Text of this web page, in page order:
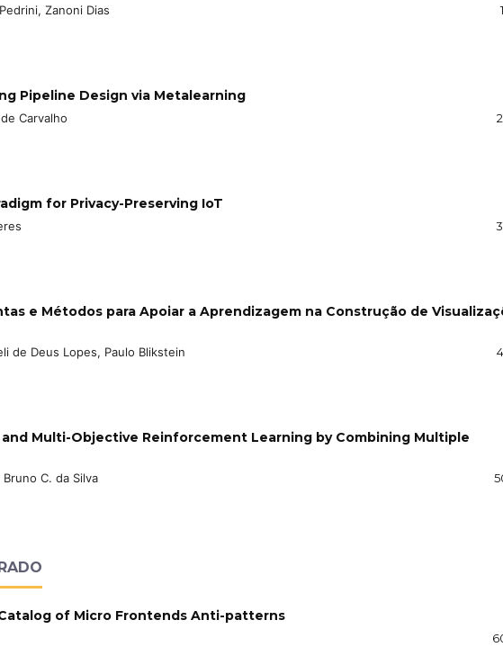
Zanoni Dias
Pipeline Design via Metalearning
Carvalho
for Privacy-Preserving IoT
e Métodos para Apoiar a Aprendizagem na Construção de
de Deus Lopes, Paulo Blikstein
Multi-Objective Reinforcement Learning by Combining Multiple
C. da Silva
of Micro Frontends Anti-patterns